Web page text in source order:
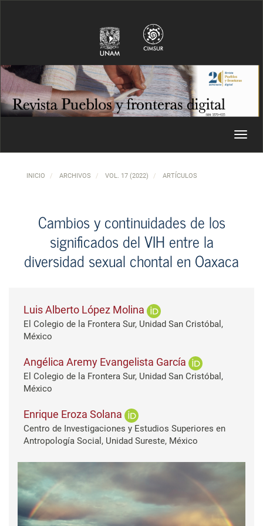
INICIO ARCHIVOS VOL. 17 (2022) ARTÍCULOS
Cambios y continuidades de los
significados del VIH entre la
diversidad sexual chontal en Oaxaca
Luis Alberto López Molina
El Colegio de la Frontera Sur, Unidad San Cristóbal,
México
Angélica Aremy Evangelista García
El Colegio de la Frontera Sur, Unidad San Cristóbal,
México
Enrique Eroza Solana
Centro de Investigaciones y Estudios Superiores en
Antropología Social, Unidad Sureste, México
Barra lateral del artículo